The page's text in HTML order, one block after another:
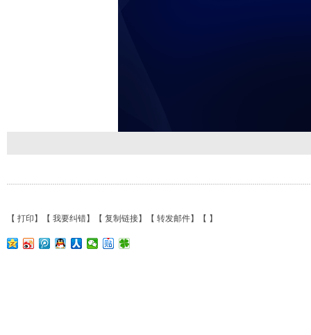
【 打印 】【 我要纠错】【 复制链接】【 转发邮件】【 】